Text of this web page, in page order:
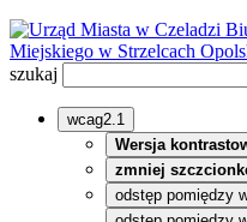
Miejskiego w Strzelcach
szukaj
wcag2.1
Wersja
zmniej
odstęp pomiędzy